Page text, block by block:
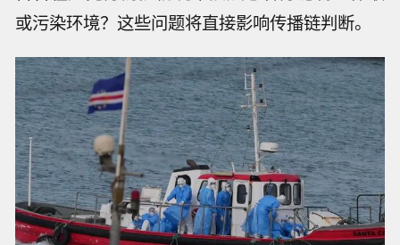
或污染环境？这些问题将直接影响传播链判断。